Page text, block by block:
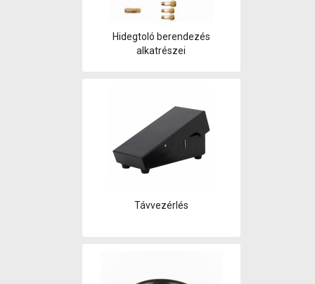
Hidegtoló berendezés
alkatrészei
Távvezérlés